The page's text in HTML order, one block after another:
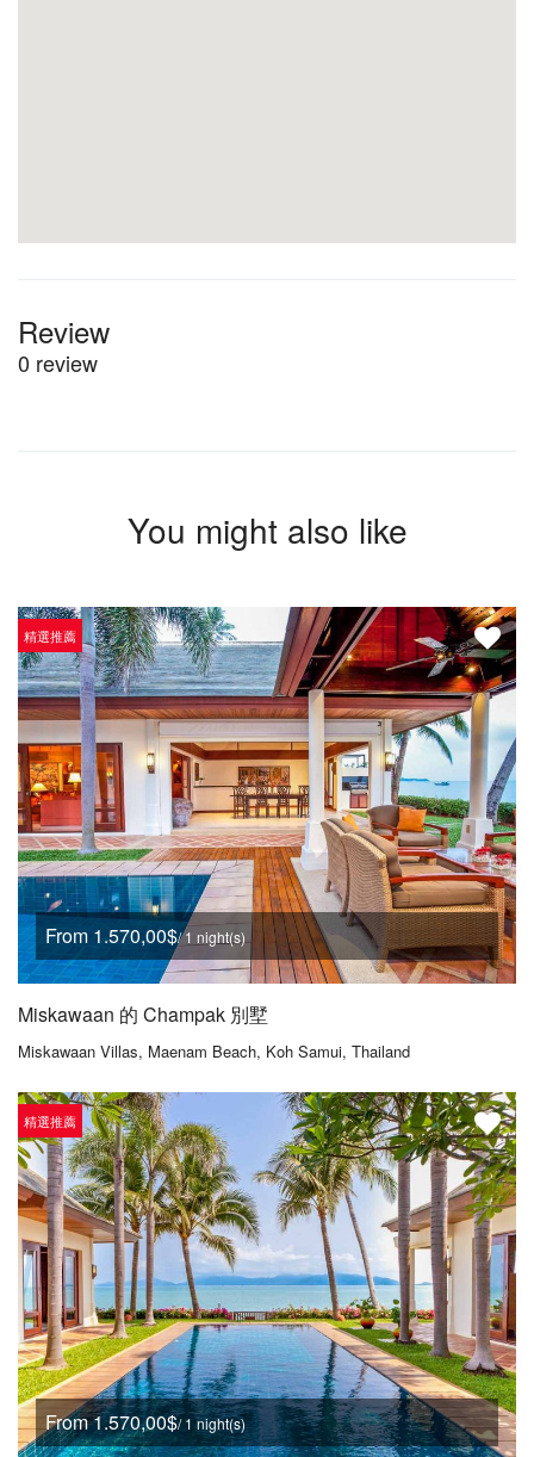
Review
0 review
You might also like
精選推薦
From 1.570,00$/ 1 night(s)
Miskawaan 的 Champak 別墅
Miskawaan Villas, Maenam Beach, Koh Samui, Thailand
精選推薦
From 1.570,00$/ 1 night(s)